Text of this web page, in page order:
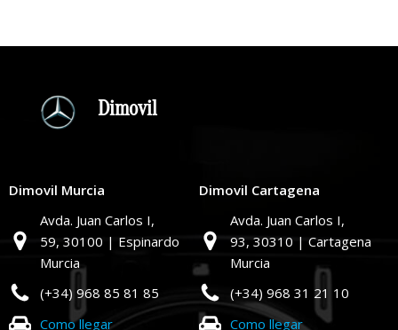
Dimovil
Dimovil Murcia
Avda. Juan Carlos I,
59, 30100 | Espinardo
Murcia
(+34) 968 85 81 85
Como llegar
Dimovil Cartagena
Avda. Juan Carlos I,
93, 30310 | Cartagena
Murcia
(+34) 968 31 21 10
Como llegar